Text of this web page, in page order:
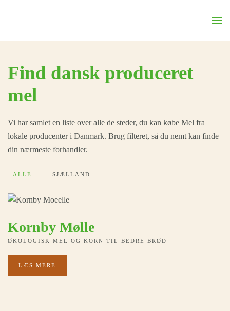
find dansk produceret
mel
Vi har samlet en liste over alle de steder, du kan købe Mel fra
lokale producenter i Danmark. Brug filteret, så du nemt kan finde
din nærmeste forhandler.
ALLE SJÆLLAND
Kornby Mølle
ØKOLOGISK MEL OG KORN TIL BEDRE BRØD
LÆS MERE